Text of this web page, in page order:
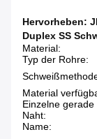
Hervorheben:
Duplex SS
Material:
Typ der Rohre:
Material
Einzelne gerade
Naht:
Name: